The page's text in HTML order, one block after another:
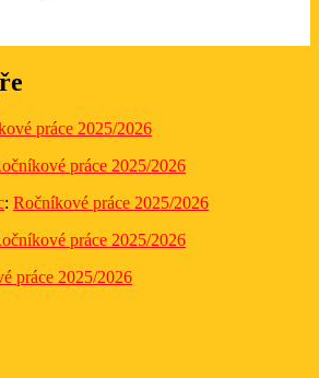
práce 2025/2026
práce 2025/2026
: Ročníkové práce 2025/2026
práce 2025/2026
práce 2025/2026